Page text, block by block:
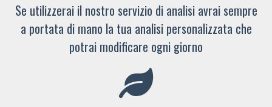
Se utilizzerai il nostro servizio di analisi avrai sempre
a portata di mano la tua analisi personalizzata che
potrai modificare ogni giorno